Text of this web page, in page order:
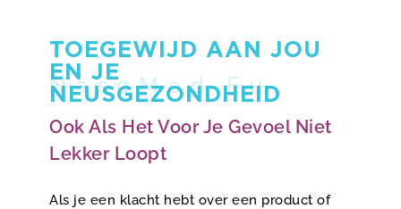
TOEGEWIJD AAN JOU
EN JE
NEUSGEZONDHEID
Ook Als Het Voor Je Gevoel Niet
Lekker Loopt
Als je een klacht hebt over een product of